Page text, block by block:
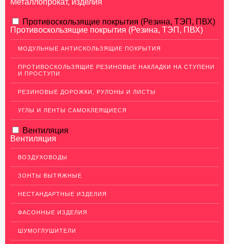
Металлопрокат, изделия
АЛЮМИНИЕВЫЙ ПРОКАТ
НЕРЖАВЕЮЩАЯ СТАЛЬ
МЕДНЫЙ ПРОКАТ
ЛАТУННЫЙ ПРОКАТ
ДЕКОР НЕРЖАВЕЙКА
ОГРАЖДЕНИЯ ДЛЯ ЛЕСТНИЦ
ЭЛЕКТРОДЫ
ДЕКОРАТИВНЫЙ УГОЛОК
Уголок латунный декоративный
Уголок медный декоративный
Уголок алюминиевый декоративный
Декоративный пластиковый уголок для стен
Противоскользящие покрытия (Резина, ТЭП, ПВХ)
Противоскользящие покрытия (Резина, ТЭП, ПВХ)
МОДУЛЬНЫЕ АНТИСКОЛЬЗЯЩИЕ ПОКРЫТИЯ
ПРОТИВОСКОЛЬЗЯЩИЕ РЕЗИНОВЫЕ НАКЛАДКИ НА СТУПЕНИ
И ПРОСТУПИ
РЕЗИНОВЫЕ ДОРОЖКИ, РУЛОНЫ И ЛИСТЫ
УГЛЫ И ЛЕНТЫ САМОКЛЕЯЩИЕСЯ
Вентиляция
Вентиляция
ВОЗДУХОВОДЫ
ЗОНТЫ ВЫТЯЖНЫЕ
НЕСТАНДАРТНЫЕ ИЗДЕЛИЯ
ФАСОННЫЕ ИЗДЕЛИЯ
ШУМОГЛУШИТЕЛИ